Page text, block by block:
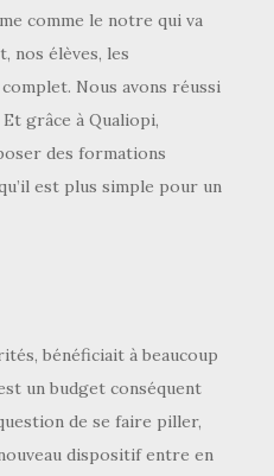
comme le notre qui va
nos élèves, les
Nous avons réussi
grâce à Qualiopi,
des formations
est plus simple pour un
bénéficiait à beaucoup
un budget conséquent
de se faire piller,
dispositif entre en